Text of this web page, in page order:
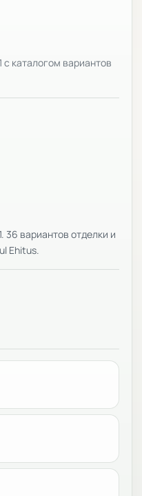
с каталогом вариантов
36 вариантов отделки и
Ehitus.